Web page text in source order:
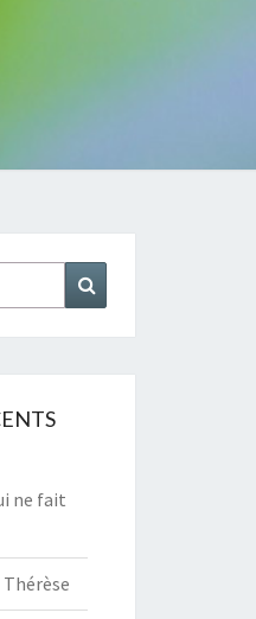
ne fait